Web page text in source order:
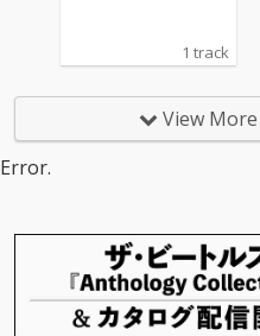
1 track
View
Error.